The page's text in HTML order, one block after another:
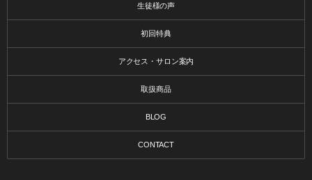
生徒様の声
初回特典
アクセス・サロン案内
取扱商品
BLOG
CONTACT